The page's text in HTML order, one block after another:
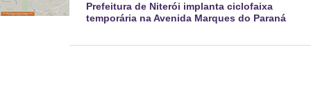
Prefeitura de Niterói implanta ciclofaixa
temporária na Avenida Marques do Paraná